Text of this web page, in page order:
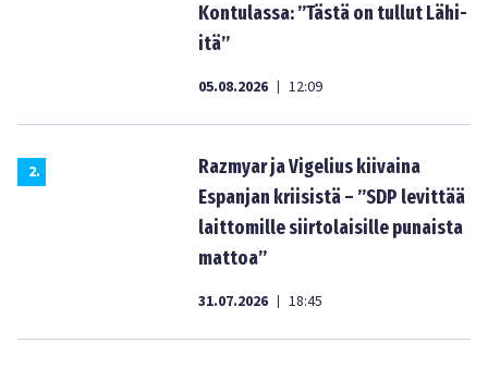
Kontulassa: ”Tästä on tullut Lähi-
itä”
05.08.2026 | 12:09
2.
Razmyar ja Vigelius kiivaina
Espanjan kriisistä – ”SDP levittää
laittomille siirtolaisille punaista
mattoa”
31.07.2026 | 18:45